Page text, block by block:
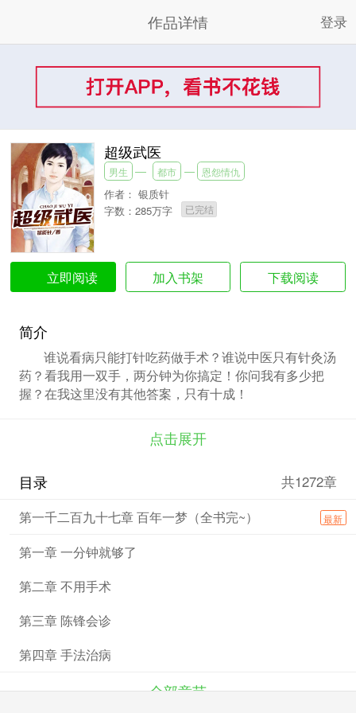
作品详情 登录
超级武医
男生 都市 恩怨情仇
作者： 银质针
字数：285万字
已完结
立即阅读 加入书架 下载阅读
简介
谁说看病只能打针吃药做手术？谁说中医只有针灸汤
药？看我用一双手，两分钟为你搞定！你问我有多少把
握？在我这里没有其他答案，只有十成！
分支持，都是我最大的动力！
点击展开
目录 共1272章
第一千二百九十七章 百年一梦（全书完~） 最新
第一章 一分钟就够了
第二章 不用手术
第三章 陈锋会诊
第四章 手法治病
全部章节